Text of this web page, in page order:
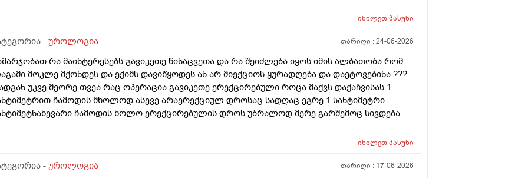
იხილეთპასუხი
- უროლოგია თარიღი :24-06-2026
რა მაინტერესებს გავიკეთე წინაცვეთა და რა შეიძლება იყოს იმის ალბათობა რომ
მოკლე მქონდეს და ექიმს დავიწყოდეს ან არ მიექციოს ყურადღება და დაეტოვებინა ???
უკვე მეორე თვეა რაც ოპერაცია გავიკეთე ერექცირებული როცა მაქვს დაქაჩვისას 1
ჩამოდის მხოლოდ ასევე არაერექციულ დროსაც სადღაც ეგრე 1 სანტიმეტრი
ჩამოდის ხოლო ერექცირებულის დროს უბრალოდ მერე გარშემოც სივდება
იხილეთპასუხი
- უროლოგია თარიღი : 17-06-2026